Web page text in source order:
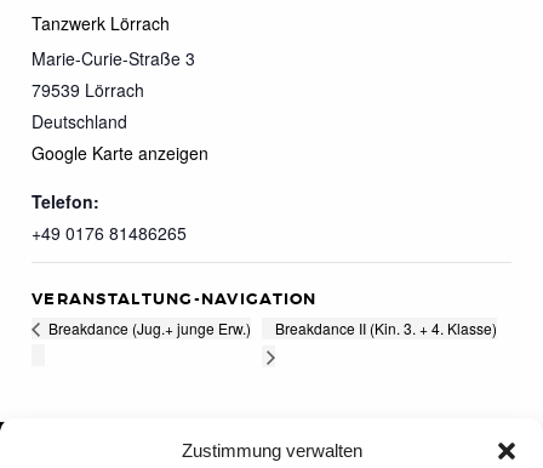
Zustimmung verwalten
Tanzwerk Lörrach
Marie-Curie-Straße 3
79539 Lörrach
Deutschland
Google Karte anzeigen
Telefon:
+49 0176 81486265
VERANSTALTUNG-NAVIGATION
Breakdance (Jug.+ junge Erw.) Breakdance II (Kin. 3. + 4. Klasse)